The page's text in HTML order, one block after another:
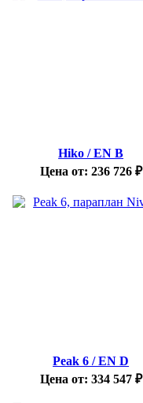
Hiko / EN B
Цена от: 236 726₽
Peak 6 / EN D
Цена от: 334 547₽